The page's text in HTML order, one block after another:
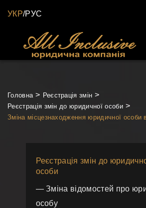
УКР/РУС
Головна
Реєстрація змін
Реєстрація змін до юридичної особи
Зміна місцезнаходження юридичної особи
Реєстрація змін до
особи
— Зміна відомостей про
особу